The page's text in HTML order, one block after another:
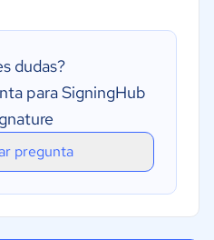
dudas?
para SigningHub
pregunta